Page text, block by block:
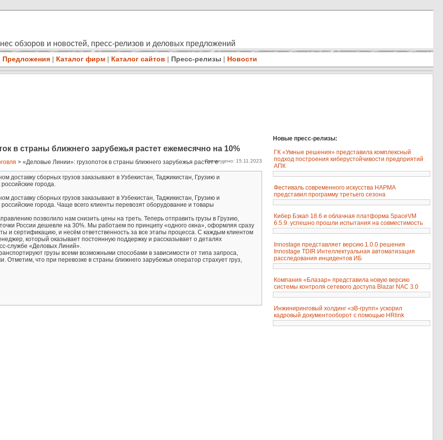
обзоров и новостей, пресс-релизов и деловых предложений
Предложения | Каталог фирм | Каталог сайтов | Пресс-релизы | Новости
в страны ближнего зарубежья растет ежемесячно на 10%
> «Деловые Линии»: грузопоток в страны ближнего зарубежья растет е ...Размещено: 15.11.2023
доставку сборных грузов заказывают в Узбекистан, Таджикистан, Грузию и
города.
доставку сборных грузов заказывают в Узбекистан, Таджикистан, Грузию и
города. Чаще всего клиенты перевозят оборудование и товары
позволило нам снизить цены на треть. Теперь отправить грузы в Грузию,
России дешевле на 30%. Мы работаем по принципу «одного окна», оформляя сразу
и сертификацию, и несём ответственность за все этапы процесса. С каждым клиентом
который оказывает постоянную поддержку и рассказывает о деталях
службе «Деловых Линий».
грузы всеми возможными способами в зависимости от типа запроса,
Отметим, что при перевозке в страны ближнего зарубежья оператор страхует груз,
Новые пресс-релизы:
ГК «Умные решения» представила комплексный
подход построения киберустойчивости предприятий
АПК
Фестиваль современного искусства НАРМА
представил программу третьего сезона
Кибер Бэкап 18.6 и облачная платформа SpaceVM
6.5.9. успешно прошли испытания на совместимость
Innostage представляет версию 1.0.0 решения
Innostage TDIR Интеллектуальная автоматизация
расследования инцидентов ИБ
Компания «Блазар» представила новую версию
системы контроля сетевого доступа Blazar NAC 3.0
Инжиниринговый холдинг «эВ-групп» ускорил
кадровый документооборот с помощью HRlink